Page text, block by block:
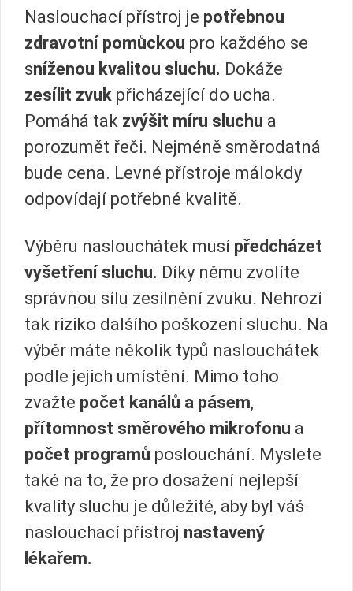
Naslouchací přístroj je potřebnou
zdravotní pomůckou pro každého se
sníženou kvalitou sluchu. Dokáže
zesílit zvuk přicházející do ucha.
Pomáhá tak zvýšit míru sluchu a
porozumět řeči. Nejméně směrodatná
bude cena. Levné přístroje málokdy
odpovídají potřebné kvalitě.
Výběru naslouchátek musí předcházet
vyšetření sluchu. Díky němu zvolíte
správnou sílu zesilnění zvuku. Nehrozí
tak riziko dalšího poškození sluchu. Na
výběr máte několik typů naslouchátek
podle jejich umístění. Mimo toho
zvažte počet kanálů a pásem,
přítomnost směrového mikrofonu a
počet programů poslouchání. Myslete
také na to, že pro dosažení nejlepší
kvality sluchu je důležité, aby byl váš
naslouchací přístroj nastavený
lékařem.